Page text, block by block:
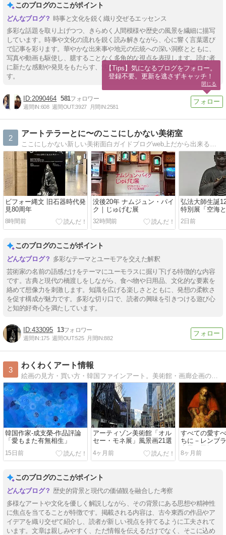
このブログのここがポイント
時事と文化を鋭く織り交ぜるエッセンス
多彩な話題を取り上げつつ、きらめく人間模様や歴史の風景を繊細に描写
しています。時事や文化の流れを鋭く読み解きながら、心に響く言葉選び
で記事を彩ります。華やかな出来事や地元の伝統への深い洞察とともに、
写真や動画も駆使し、臆することなく多角的な視点を表現します。読む者
に新たな感動や発見をもたらす、洗練された文章の流れを追求していま
す。
2090464 581
週間IN:608 週間OUT:3927 月間IN:2581
2
アートテラーとに〜のここにしかない美術室
ビフォー縄文 旧石器時代発
見80周年
8時間前
没後20年 ナムジュン・パイ
ク｜じゅげむ展
32時間前
弘法大師生誕
特別展「空海
宝」
2日前
このブログのここがポイント
多彩なテーマとユーモアを交えた解釈
芸術家の名前の語感だけをテーマにユーモラスに掘り下げる特徴的な内容
です。古典と現代の橋渡しをしながら、食べ物や日用品、文化的な要素を
絡めて想像力を刺激します。知識を広げる楽しさとともに、発想の柔軟さ
を促す構成が魅力です。多彩な切り口で、読者の興味を引きつける遊び心
と知的好奇心を満たしています。
433095 13
週間IN:175 週間OUT:525 月間IN:882
3
わくわくアート情報
絵画の見方・買い方・韓国ファインアート。美術館・画廊企画のレビュー、作家アトリエ訪問、韓国情報をお届けします。
韓国作家‐成支榮‐作品評論
「愛もまた有無相生」
15日前
アーティゾン美術館「オル
セー・モネ展」風景画21選
4ヶ月前
すべての愛す
ちに－レンブ
息子の帰郷」
8ヶ月前
このブログのここがポイント
歴史的背景と現代の価値観を融合した考察
多様なアートや文化を優しく解説しながら、その背景にある思想や精神性
に焦点を当てることが特徴です。掲載される内容は、古今東西の作品やア
イデアを織り交ぜて紹介し、読者が新しい視点を持てるように工夫されて
います。文章は親しみやすく、ただ情報を伝えるだけでなく、そこに込め
【Tips】気になるブログをフォロー。
登録不要。更新を逃さずキャッチ！
閉じる